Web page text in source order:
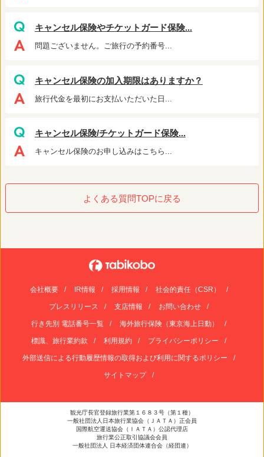
キャンセル保険やチケットガード保険...
問題ございません。ご旅行の予約番号...
キャンセル保険の加入期限はありますか？
旅行代金を最初にお支払いただいた日...
キャンセル保険/チケットガード保険...
キャンセル保険のお申し込みはこちら...
よくある質問TOPに戻る
会社概要 IR情報 採用情報 社会的責任（CSR）
プレスリリース 支店情報 お問い合わせ
行き先別 電話番号一覧 海外旅行保険（東京海上日動）
標識、旅行業約款 利用規約 プライバシーポリシー
外部送信による行動履歴情報の取得および利用に関するポリシー
サイトマップ
観光庁長官登録旅行業第１６８３号（第１種）
一般社団法人日本旅行業協会（ＪＡＴＡ）正会員
国際航空運送協会（ＩＡＴＡ）公認代理店
旅行業公正取引協議会会員
一般社団法人 日本経済団体連合会（経団連）